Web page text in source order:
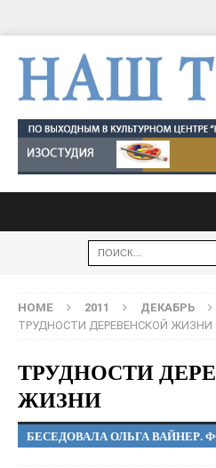
HOME 2011 ДЕКАБРЬ
ТРУДНОСТИ ДЕРЕВЕНСКОЙ ЖИЗНИ
ТРУДНОСТИ
ЖИЗНИ
БЕСЕДОВАЛА ОЛЬГА ВАЙНЕР.